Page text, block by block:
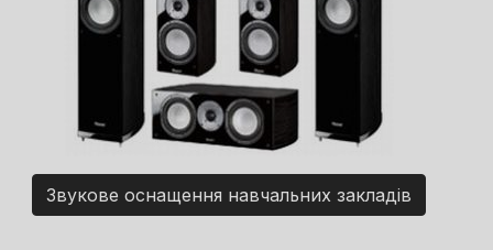
Звукове оснащення навчальних закладів